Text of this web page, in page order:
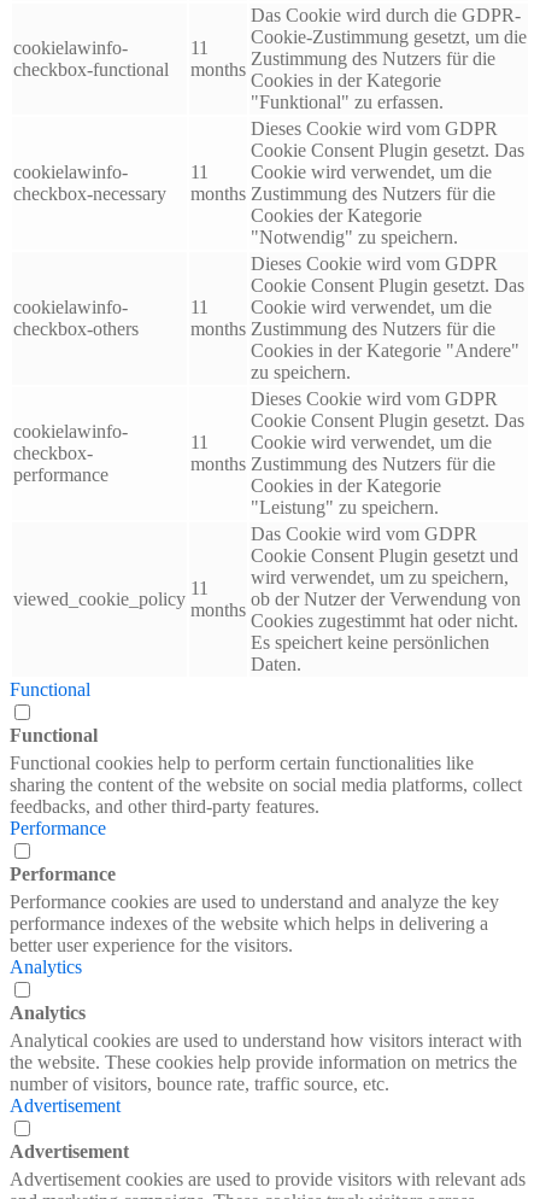
cookielawinfo-
checkbox-functional
11
months
Das Cookie wird durch die GDPR-
Cookie-Zustimmung gesetzt, um die
Zustimmung des Nutzers für die
Cookies in der Kategorie
"Funktional" zu erfassen.
cookielawinfo-
checkbox-necessary
11
months
Dieses Cookie wird vom GDPR
Cookie Consent Plugin gesetzt. Das
Cookie wird verwendet, um die
Zustimmung des Nutzers für die
Cookies der Kategorie
"Notwendig" zu speichern.
cookielawinfo-
checkbox-others
11
months
Dieses Cookie wird vom GDPR
Cookie Consent Plugin gesetzt. Das
Cookie wird verwendet, um die
Zustimmung des Nutzers für die
Cookies in der Kategorie "Andere"
zu speichern.
cookielawinfo-
checkbox-
performance
11
months
Dieses Cookie wird vom GDPR
Cookie Consent Plugin gesetzt. Das
Cookie wird verwendet, um die
Zustimmung des Nutzers für die
Cookies in der Kategorie
"Leistung" zu speichern.
viewed_cookie_policy
11
months
Das Cookie wird vom GDPR
Cookie Consent Plugin gesetzt und
wird verwendet, um zu speichern,
ob der Nutzer der Verwendung von
Cookies zugestimmt hat oder nicht.
Es speichert keine persönlichen
Daten.
Functional
Functional
Functional cookies help to perform certain functionalities like
sharing the content of the website on social media platforms, collect
feedbacks, and other third-party features.
Performance
Performance
Performance cookies are used to understand and analyze the key
performance indexes of the website which helps in delivering a
better user experience for the visitors.
Analytics
Analytics
Analytical cookies are used to understand how visitors interact with
the website. These cookies help provide information on metrics the
number of visitors, bounce rate, traffic source, etc.
Advertisement
Advertisement
Advertisement cookies are used to provide visitors with relevant ads